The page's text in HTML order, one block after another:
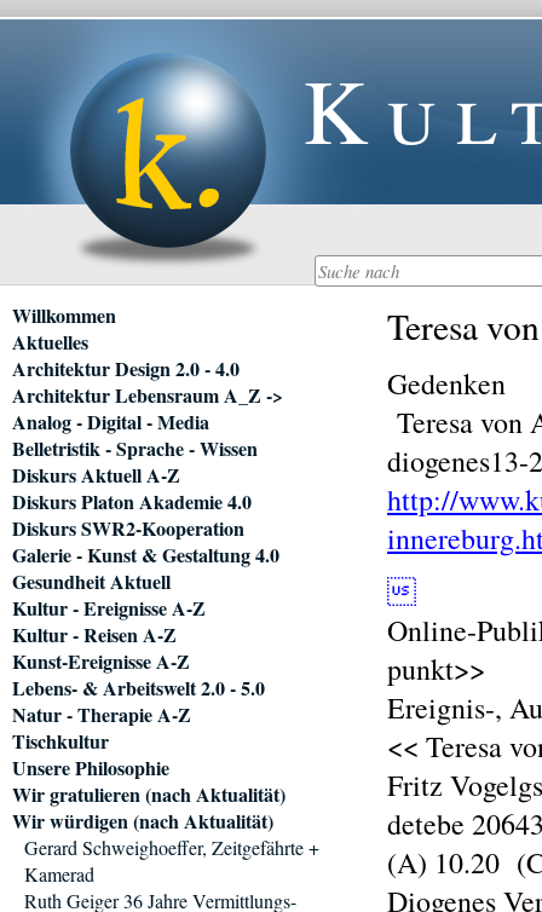
Teresa
Gedenken
Teresa von
http://
Online-
punkt>>
Ereignis-,
<< Teresa
Fritz
detebe
(A) 10.20
Diogenes
Navigation
überspringen
Willkommen
Aktuelles
Architektur Design 2.0 - 4.0
Architektur Lebensraum A_Z ->
Analog - Digital - Media
Belletristik - Sprache - Wissen
Diskurs Aktuell A-Z
Diskurs Platon Akademie 4.0
Diskurs SWR2-Kooperation
Galerie - Kunst & Gestaltung 4.0
Gesundheit Aktuell
Kultur - Ereignisse A-Z
Kultur - Reisen A-Z
Kunst-Ereignisse A-Z
Lebens- & Arbeitswelt 2.0 - 5.0
Natur - Therapie A-Z
Tischkultur
Unsere Philosophie
Wir gratulieren (nach Aktualität)
Wir würdigen (nach Aktualität)
Gerard Schweighoeffer, Zeitgefährte +
Kamerad
Ruth Geiger 36 Jahre Vermittlungs-